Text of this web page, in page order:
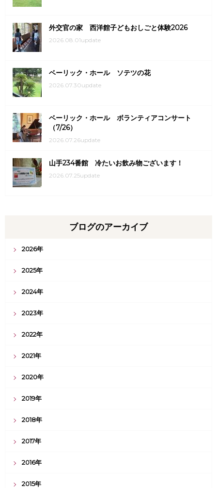
外交官の家 西洋館子どもおしごと体験2026
2026.08.01update
ベーリック・ホール ソテツの花
2026.07.30update
ベーリック・ホール ボランティアコンサート
（7/26）
2026.07.26update
山手234番館 冷たいお飲み物ございます！
2026.07.25update
ブログのアーカイブ
2026年
2025年
2024年
2023年
2022年
2021年
2020年
2019年
2018年
2017年
2016年
2015年